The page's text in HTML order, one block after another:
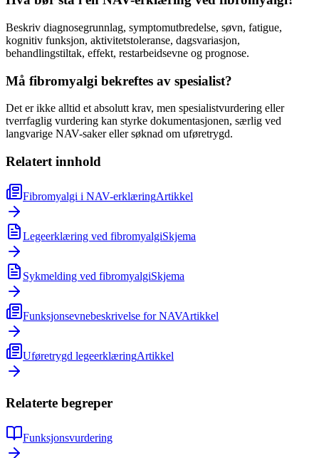
Beskriv diagnosegrunnlag, symptomutbredelse, søvn, fatigue,
kognitiv funksjon, aktivitetstoleranse, dagsvariasjon,
behandlingstiltak, effekt, restarbeidsevne og prognose.
Må fibromyalgi bekreftes av spesialist?
Det er ikke alltid et absolutt krav, men spesialistvurdering eller
tverrfaglig vurdering kan styrke dokumentasjonen, særlig ved
langvarige NAV-saker eller søknad om uføretrygd.
Relatert innhold
Fibromyalgi i NAV-erklæringArtikkel
Legeerklæring ved fibromyalgiSkjema
Sykmelding ved fibromyalgiSkjema
Funksjonsevnebeskrivelse for NAVArtikkel
Uføretrygd legeerklæringArtikkel
Relaterte begreper
Funksjonsvurdering